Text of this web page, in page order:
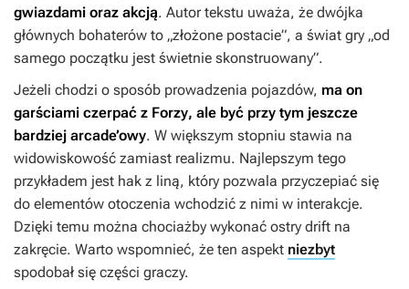
gwiazdami oraz akcją. Autor tekstu uważa, że dwójka
głównych bohaterów to „złożone postacie”, a świat gry „od
samego początku jest świetnie skonstruowany”.
Jeżeli chodzi o sposób prowadzenia pojazdów, ma on
garściami czerpać z Forzy, ale być przy tym jeszcze
bardziej arcade’owy. W większym stopniu stawia na
widowiskowość zamiast realizmu. Najlepszym tego
przykładem jest hak z liną, który pozwala przyczepiać się
do elementów otoczenia wchodzić z nimi w interakcje.
Dzięki temu można chociażby wykonać ostry drift na
zakręcie. Warto wspomnieć, że ten aspekt niezbyt
spodobał się części graczy.